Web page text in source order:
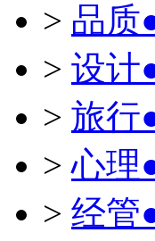
> 品质
> 设计
> 旅行
>心理
> 经管